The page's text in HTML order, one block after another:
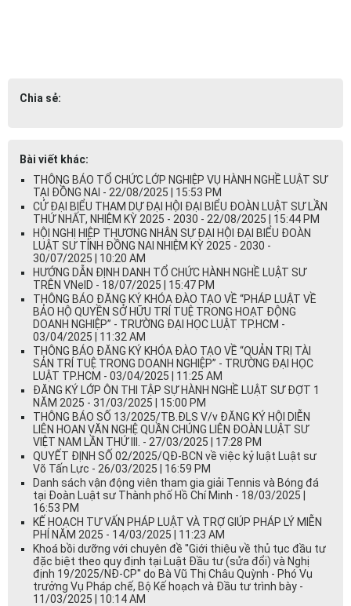
Chia sẻ:
Bài viết khác:
THÔNG BÁO TỔ CHỨC LỚP NGHIỆP VỤ HÀNH NGHỀ LUẬT SƯ
TẠI ĐỒNG NAI - 22/08/2025 | 15:53 PM
CỬ ĐẠI BIỂU THAM DỰ ĐẠI HỘI ĐẠI BIỂU ĐOÀN LUẬT SƯ LẦN
THỨ NHẤT, NHIỆM KỲ 2025 - 2030 - 22/08/2025 | 15:44 PM
HỘI NGHỊ HIỆP THƯƠNG NHÂN SỰ ĐẠI HỘI ĐẠI BIỂU ĐOÀN
LUẬT SƯ TỈNH ĐỒNG NAI NHIỆM KỲ 2025 - 2030 -
30/07/2025 | 10:20 AM
HƯỚNG DẪN ĐỊNH DANH TỔ CHỨC HÀNH NGHỀ LUẬT SƯ
TRÊN VNeID - 18/07/2025 | 15:47 PM
THÔNG BÁO ĐĂNG KÝ KHÓA ĐÀO TẠO VỀ “PHÁP LUẬT VỀ
BẢO HỘ QUYỀN SỞ HỮU TRÍ TUỆ TRONG HOẠT ĐỘNG
DOANH NGHIỆP” - TRƯỜNG ĐẠI HỌC LUẬT TP.HCM -
03/04/2025 | 11:32 AM
THÔNG BÁO ĐĂNG KÝ KHÓA ĐÀO TẠO VỀ “QUẢN TRỊ TÀI
SẢN TRÍ TUỆ TRONG DOANH NGHIỆP” - TRƯỜNG ĐẠI HỌC
LUẬT TP.HCM - 03/04/2025 | 11:25 AM
ĐĂNG KÝ LỚP ÔN THI TẬP SỰ HÀNH NGHỀ LUẬT SƯ ĐỢT 1
NĂM 2025 - 31/03/2025 | 15:00 PM
THÔNG BÁO SỐ 13/2025/TB.ĐLS V/v ĐĂNG KÝ HỘI DIỄN
LIÊN HOAN VĂN NGHỆ QUẦN CHÚNG LIÊN ĐOÀN LUẬT SƯ
VIỆT NAM LẦN THỨ III. - 27/03/2025 | 17:28 PM
QUYẾT ĐỊNH SỐ 02/2025/QĐ-BCN về việc kỷ luật Luật sư
Võ Tấn Lực - 26/03/2025 | 16:59 PM
Danh sách vận động viên tham gia giải Tennis và Bóng đá
tại Đoàn Luật sư Thành phố Hồ Chí Minh - 18/03/2025 |
16:53 PM
KẾ HOẠCH TƯ VẤN PHÁP LUẬT VÀ TRỢ GIÚP PHÁP LÝ MIỄN
PHÍ NĂM 2025 - 14/03/2025 | 11:23 AM
Khoá bồi dưỡng với chuyên đề ''Giới thiệu về thủ tục đầu tư
đặc biệt theo quy định tại Luật Đầu tư (sửa đổi) và Nghị
định 19/2025/NĐ-CP'' do Bà Vũ Thị Châu Quỳnh - Phó Vụ
trưởng Vụ Pháp chế, Bộ Kế hoạch và Đầu tư trình bày -
11/03/2025 | 10:14 AM